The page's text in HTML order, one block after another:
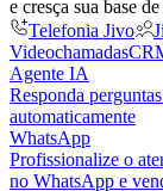
e cresça sua base
Telefonia Jivo
Videochamadas
Agente IA
Responda
automaticamente
WhatsApp
Profissionalize o
no WhatsApp e